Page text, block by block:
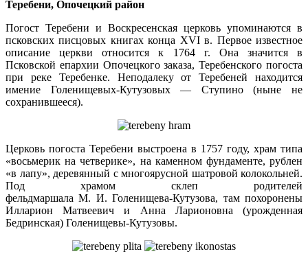
Теребени, Опочецкий район
Погост Теребени и Воскресенская церковь упоминаются в
псковских писцовых книгах конца ХVI в. Первое известное
описание церкви относится к 1764 г. Она значится в
Псковской епархии Опочецкого заказа, Теребенского погоста
при реке Теребенке. Неподалеку от Теребеней находится
имение Голенищевых-Кутузовых — Ступино (ныне не
сохранившееся).
Церковь погоста Теребени выстроена в 1757 году, храм типа
«восьмерик на четверике», на каменном фундаменте, рублен
«в лапу», деревянный с многоярусной шатровой колокольней.
Под храмом склеп родителей
фельдмаршала М. И. Голенищева-Кутузова, там похоронены
Илларион Матвеевич и Анна Ларионовна (урожденная
Бедринская) Голенищевы-Кутузовы.